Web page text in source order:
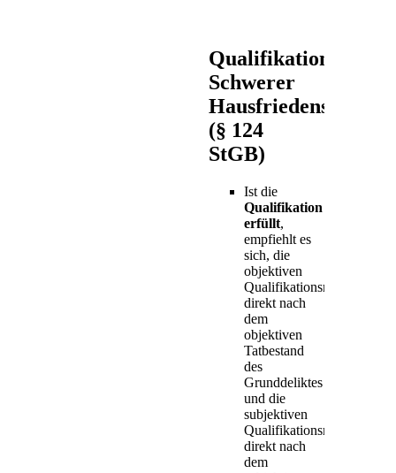
Qualifikation:
Schwerer
Hausfriedensbruch
(§ 124
StGB)
Ist die
Qualifikation
erfüllt,
empfiehlt es
sich, die
objektiven
Qualifikationsmerkmale
direkt nach
dem
objektiven
Tatbestand
des
Grunddeliktes
und die
subjektiven
Qualifikationsmerkmale
direkt nach
dem